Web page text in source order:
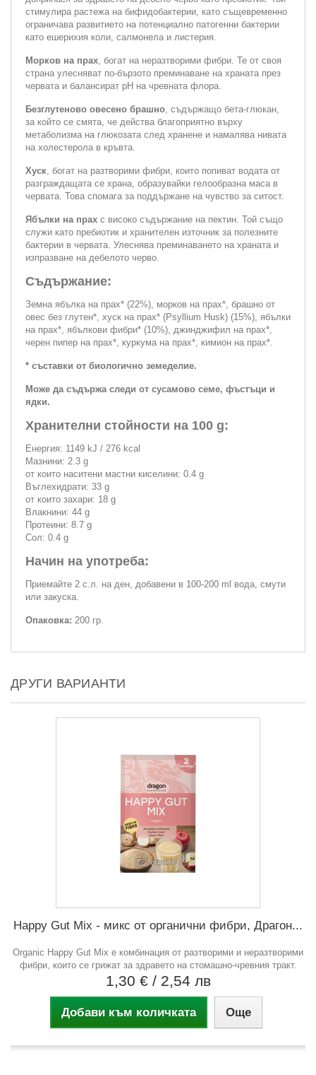
стимулира растежа на бифидобактерии, като същевременно
ограничава развитието на потенциално патогенни бактерии
като ешерихия коли, салмонела и листерия.
Морков на прах , богат на неразтворими фибри. Те от своя
страна улесняват по-бързото преминаване на храната през
червата и балансират pH на чревната флора.
Безглутеново овесено брашно , съдържащо бета-глюкан,
за който се смята, че действа благоприятно върху
метаболизма на глюкозата след хранене и намалява нивата
на холестерола в кръвта.
Хуск , богат на разтворими фибри, които попиват водата от
разграждащата се храна, образувайки гелообразна маса в
червата. Това спомага за поддържане на чувство за ситост.
Ябълки на прах с високо съдържание на пектин. Той също
служи като пребиотик и хранителен източник за полезните
бактерии в червата. Улеснява преминаването на храната и
изпразване на дебелото черво.
Съдържание:
Земна ябълка на прах* (22%), морков на прах*, брашно от
овес без глутен*, хуск на прах* (Psyllium Husk) (15%), ябълки
на прах*, ябълкови фибри* (10%), джинджифил на прах*,
черен пипер на прах*, куркума на прах*, кимион на прах*.
* съставки от биологично земеделие.
Може да съдържа следи от сусамово семе, фъстъци и
ядки.
Хранителни стойности на 100 g:
Енергия: 1149 kJ / 276 kcal
Мазнини: 2.3 g
от които наситени мастни киселини: 0.4 g
Въглехидрати: 33 g
от които захари: 18 g
Влакнини: 44 g
Протеини: 8.7 g
Сол: 0.4 g
Начин на употреба:
Приемайте 2 с.л. на ден, добавени в 100-200 ml вода, смути
или закуска.
Опаковка: 200 гр.
ДРУГИ ВАРИАНТИ
Happy Gut Mix - микс от органични фибри, Драгон...
Organic Happy Gut Mix е комбинация от разтворими и неразтворими
фибри, които се грижат за здравето на стомашно-чревния тракт.
1,30 € / 2,54 лв
Добави към количката Още